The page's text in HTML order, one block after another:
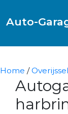
Auto-
Home /Overijssel